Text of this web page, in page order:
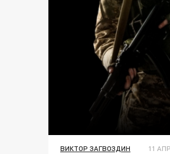
ВИКТОР ЗАГВОЗДИН 11